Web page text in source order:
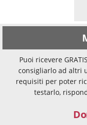
Puoi ricevere
consigliarlo ad altri
requisiti per poter
testarlo,